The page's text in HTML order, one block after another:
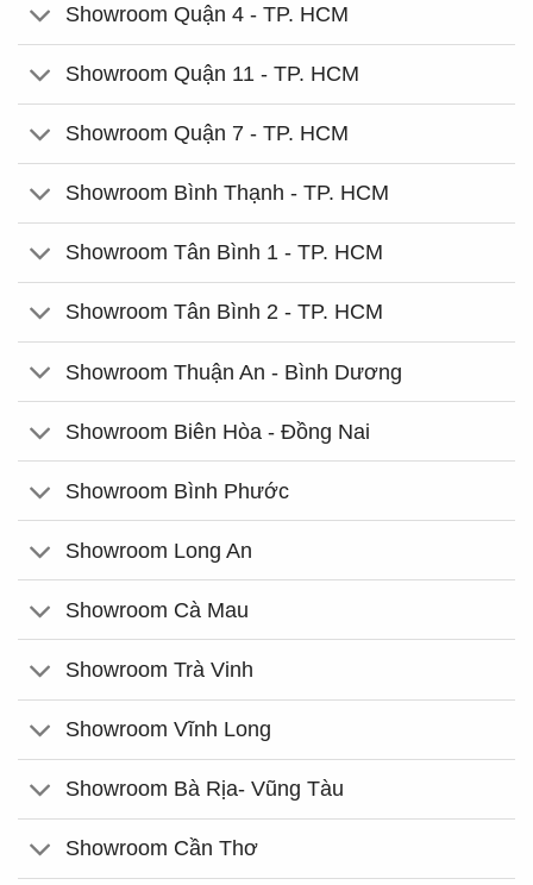
Showroom Quận 4 - TP. HCM
Showroom Quận 11 - TP. HCM
Showroom Quận 7 - TP. HCM
Showroom Bình Thạnh - TP. HCM
Showroom Tân Bình 1 - TP. HCM
Showroom Tân Bình 2 - TP. HCM
Showroom Thuận An - Bình Dương
Showroom Biên Hòa - Đồng Nai
Showroom Bình Phước
Showroom Long An
Showroom Cà Mau
Showroom Trà Vinh
Showroom Vĩnh Long
Showroom Bà Rịa- Vũng Tàu
Showroom Cần Thơ